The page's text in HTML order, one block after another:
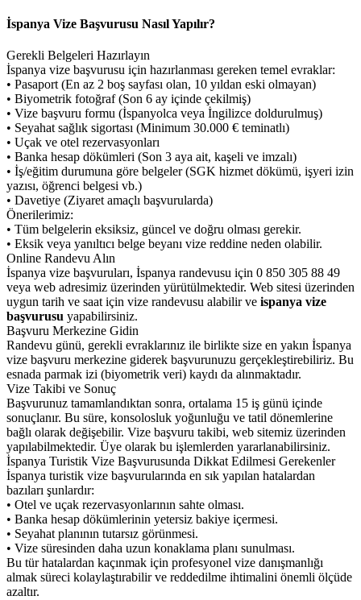
İspanya Vize Başvurusu Nasıl Yapılır?
Gerekli Belgeleri Hazırlayın
İspanya vize başvurusu için hazırlanması gereken temel evraklar:
• Pasaport (En az 2 boş sayfası olan, 10 yıldan eski olmayan)
• Biyometrik fotoğraf (Son 6 ay içinde çekilmiş)
• Vize başvuru formu (İspanyolca veya İngilizce doldurulmuş)
• Seyahat sağlık sigortası (Minimum 30.000 € teminatlı)
• Uçak ve otel rezervasyonları
• Banka hesap dökümleri (Son 3 aya ait, kaşeli ve imzalı)
• İş/eğitim durumuna göre belgeler (SGK hizmet dökümü, işyeri izin
yazısı, öğrenci belgesi vb.)
• Davetiye (Ziyaret amaçlı başvurularda)
Önerilerimiz:
• Tüm belgelerin eksiksiz, güncel ve doğru olması gerekir.
• Eksik veya yanıltıcı belge beyanı vize reddine neden olabilir.
Online Randevu Alın
İspanya vize başvuruları, İspanya randevusu için 0 850 305 88 49
veya web adresimiz üzerinden yürütülmektedir. Web sitesi üzerinden
uygun tarih ve saat için vize randevusu alabilir ve ispanya vize
başvurusu yapabilirsiniz.
Başvuru Merkezine Gidin
Randevu günü, gerekli evraklarınız ile birlikte size en yakın İspanya
vize başvuru merkezine giderek başvurunuzu gerçekleştirebiliriz. Bu
esnada parmak izi (biyometrik veri) kaydı da alınmaktadır.
Vize Takibi ve Sonuç
Başvurunuz tamamlandıktan sonra, ortalama 15 iş günü içinde
sonuçlanır. Bu süre, konsolosluk yoğunluğu ve tatil dönemlerine
bağlı olarak değişebilir. Vize başvuru takibi, web sitemiz üzerinden
yapılabilmektedir. Üye olarak bu işlemlerden yararlanabilirsiniz.
İspanya Turistik Vize Başvurusunda Dikkat Edilmesi Gerekenler
İspanya turistik vize başvurularında en sık yapılan hatalardan
bazıları şunlardır:
• Otel ve uçak rezervasyonlarının sahte olması.
• Banka hesap dökümlerinin yetersiz bakiye içermesi.
• Seyahat planının tutarsız görünmesi.
• Vize süresinden daha uzun konaklama planı sunulması.
Bu tür hatalardan kaçınmak için profesyonel vize danışmanlığı
almak süreci kolaylaştırabilir ve reddedilme ihtimalini önemli ölçüde
azaltır.